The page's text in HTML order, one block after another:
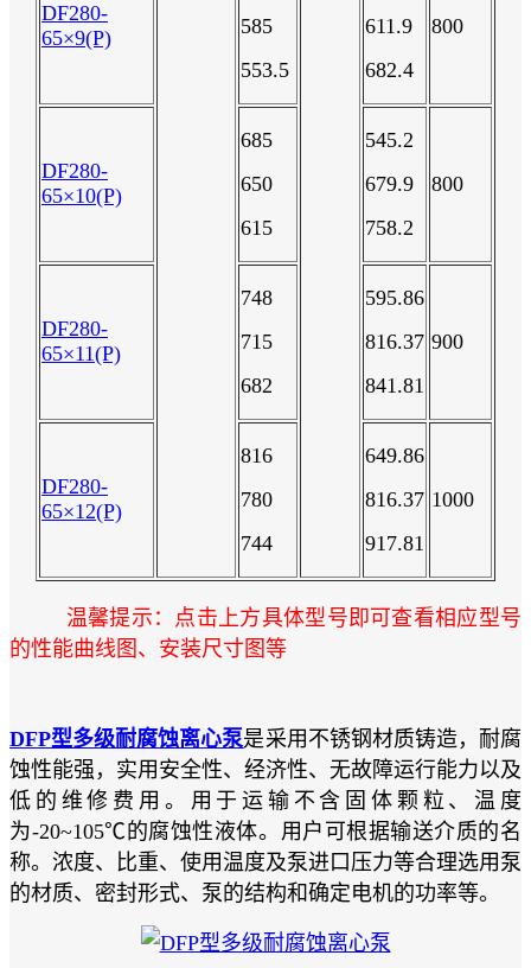
DF280-
65×9(P)
585
553.5
611.9
682.4
800
DF280-
65×10(P)
685
650
615
545.2
679.9
758.2
800
DF280-
65×11(P)
748
715
682
595.86
816.37
841.81
900
​DF280-
65×12(P)
816
780
744
649.86
816.37
917.81
1000
温馨提示：点击上方具体型号即可查看相应型号
的性能曲线图、安装尺寸图等
DFP型多级耐腐蚀离心泵是采用不锈钢材质铸造，耐腐
蚀性能强，实用安全性、经济性、无故障运行能力以及
低的维修费用。用于运输不含固体颗粒、温度
为-20~105℃的腐蚀性液体。用户可根据输送介质的名
称。浓度、比重、使用温度及泵进口压力等合理选用泵
的材质、密封形式、泵的结构和确定电机的功率等。